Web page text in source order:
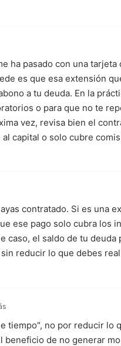
ha pasado con una
es que esa extensión
a tu deuda. En la
o para que no te
vez, revisa bien el
capital o solo cubre
contratado. Si es una
ese pago solo cubra los
caso, el saldo de tu
reducir lo que debes
tiempo", no por reducir lo
beneficio de no generar